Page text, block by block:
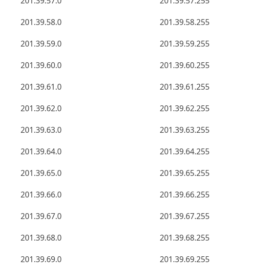
201.39.58.0 201.39.58.255
201.39.59.0 201.39.59.255
201.39.60.0 201.39.60.255
201.39.61.0 201.39.61.255
201.39.62.0 201.39.62.255
201.39.63.0 201.39.63.255
201.39.64.0 201.39.64.255
201.39.65.0 201.39.65.255
201.39.66.0 201.39.66.255
201.39.67.0 201.39.67.255
201.39.68.0 201.39.68.255
201.39.69.0 201.39.69.255